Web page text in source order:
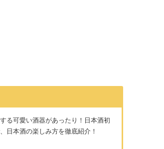
る可愛い酒器があったり！日本酒初
日本酒の楽しみ方を徹底紹介！